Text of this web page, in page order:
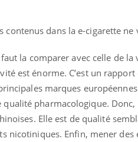
dans la e-cigarette ne
la comparer avec celle de la
est énorme. C’est un
marques
pharmacologique. Donc,
Elle est de qualité
nicotiniques. Enfin, mener